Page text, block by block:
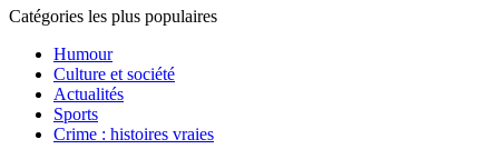
Catégories les plus populaires
Humour
Culture et société
Actualités
Sports
Crime : histoires vraies